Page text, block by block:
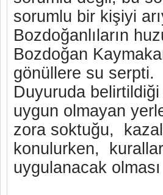
sorumlu bir kişiyi
Bozdoğanlıların
Bozdoğan
gönüllere su serpti.
Duyuruda
uygun olmayan
zora soktuğu,
konulurken,
uygulanacak